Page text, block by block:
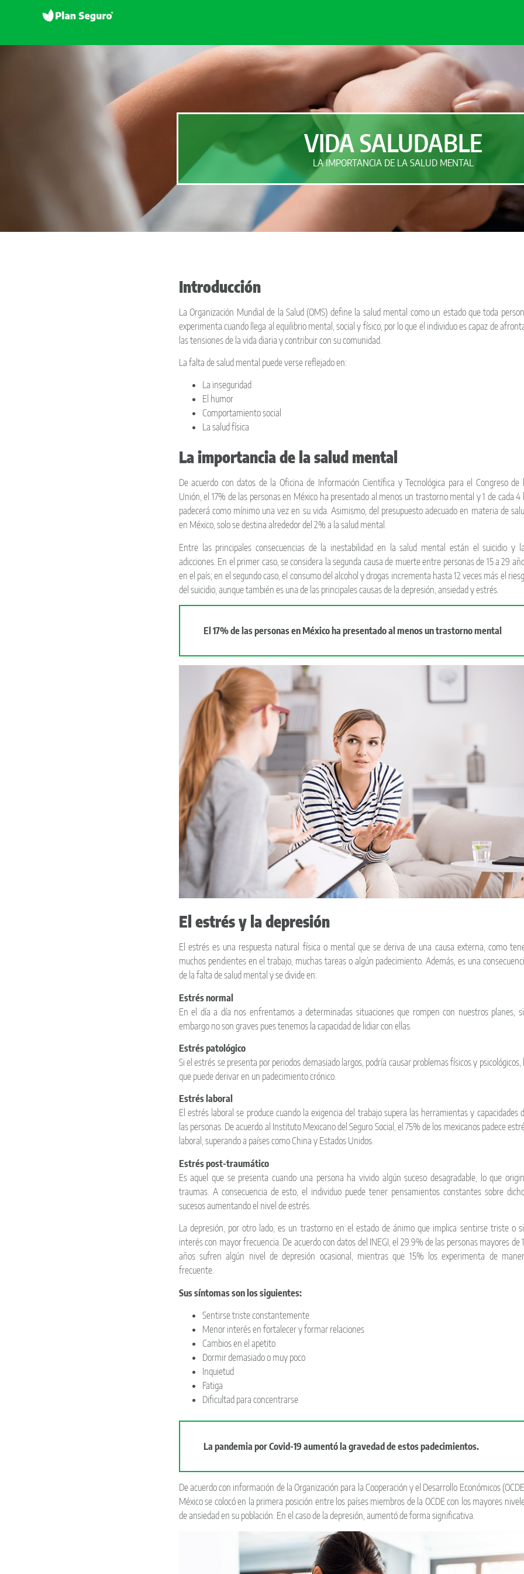
VIDA SALUDABLE
LA IMPORTANCIA DE LA SALUD MENTAL
Introducción
La Organización Mundial de la Salud (OMS) define la salud mental como un estado que toda
experimenta cuando llega al equilibrio mental, social y físico, por lo que el individuo es capaz de
las tensiones de la vida diaria y contribuir con su comunidad.
La falta de salud mental puede verse reflejado en:
La inseguridad
El humor
Comportamiento social
La salud física
La importancia de la salud mental
De acuerdo con datos de la Oficina de Información Científica y Tecnológica para el Congreso de
Unión, el 17% de las personas en México ha presentado al menos un trastorno mental y 1 de cada 4
padecerá como mínimo una vez en su vida. Asimismo, del presupuesto adecuado en materia de
en México, solo se destina alrededor del 2% a la salud mental.
Entre las principales consecuencias de la inestabilidad en la salud mental están el suicidio y
adicciones. En el primer caso, se considera la segunda causa de muerte entre personas de 15 a 29
en el país; en el segundo caso, el consumo del alcohol y drogas incrementa hasta 12 veces más el
del suicidio, aunque también es una de las principales causas de la depresión, ansiedad y estrés.
El 17% de las personas en México ha presentado al menos un trastorno mental
El estrés y la depresión
El estrés es una respuesta natural física o mental que se deriva de una causa externa, como
muchos pendientes en el trabajo, muchas tareas o algún padecimiento. Además, es una
de la falta de salud mental y se divide en:
Estrés normal
En el día a día nos enfrentamos a determinadas situaciones que rompen con nuestros planes,
embargo no son graves pues tenemos la capacidad de lidiar con ellas.
Estrés patológico
Si el estrés se presenta por periodos demasiado largos, podría causar problemas físicos y psicológicos,
que puede derivar en un padecimiento crónico.
Estrés laboral
El estrés laboral se produce cuando la exigencia del trabajo supera las herramientas y capacidades
las personas. De acuerdo al Instituto Mexicano del Seguro Social, el 75% de los mexicanos padece
laboral, superando a países como China y Estados Unidos.
Estrés post-traumático
Es aquel que se presenta cuando una persona ha vivido algún suceso desagradable, lo que
traumas. A consecuencia de esto, el individuo puede tener pensamientos constantes sobre
sucesos aumentando el nivel de estrés.
La depresión, por otro lado, es un trastorno en el estado de ánimo que implica sentirse triste o
interés con mayor frecuencia. De acuerdo con datos del INEGI, el 29.9% de las personas mayores de
años sufren algún nivel de depresión ocasional, mientras que 15% los experimenta de
frecuente.
Sus síntomas son los siguientes:
Sentirse triste constantemente
Menor interés en fortalecer y formar relaciones
Cambios en el apetito
Dormir demasiado o muy poco
Inquietud
Fatiga
Dificultad para concentrarse
La pandemia por Covid-19 aumentó la gravedad de estos padecimientos.
De acuerdo con información de la Organización para la Cooperación y el Desarrollo Económicos
México se colocó en la primera posición entre los países miembros de la OCDE con los mayores
de ansiedad en su población. En el caso de la depresión, aumentó de forma significativa.